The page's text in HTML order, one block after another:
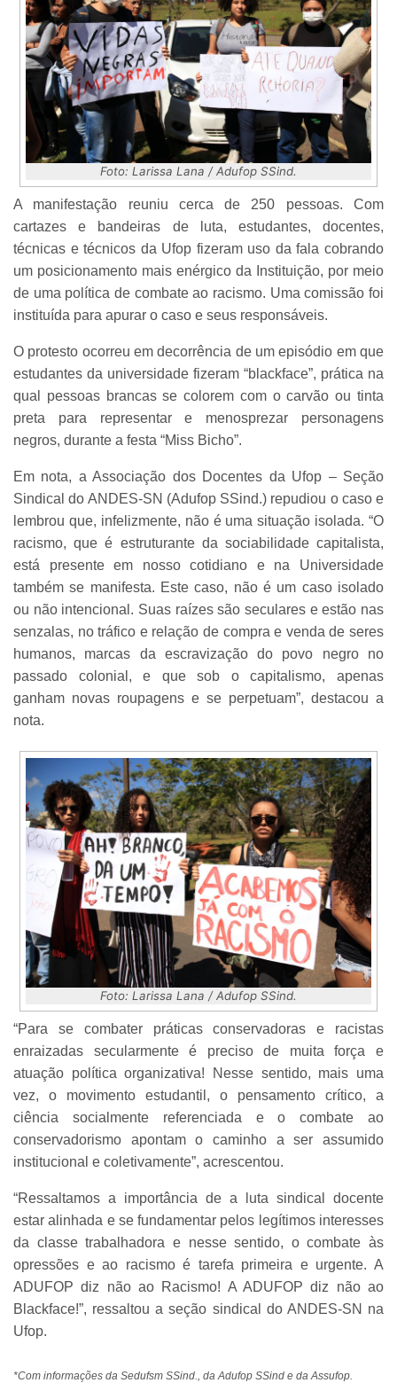
Foto: Larissa Lana / Adufop SSind.
A manifestação reuniu cerca de 250 pessoas. Com
cartazes e bandeiras de luta, estudantes, docentes,
técnicas e técnicos da Ufop fizeram uso da fala cobrando
um posicionamento mais enérgico da Instituição, por meio
de uma política de combate ao racismo. Uma comissão foi
instituída para apurar o caso e seus responsáveis.
O protesto ocorreu em decorrência de um episódio em que
estudantes da universidade fizeram “blackface”, prática na
qual pessoas brancas se colorem com o carvão ou tinta
preta para representar e menosprezar personagens
negros, durante a festa “Miss Bicho”.
Em nota, a Associação dos Docentes da Ufop – Seção
Sindical do ANDES-SN (Adufop SSind.) repudiou o caso e
lembrou que, infelizmente, não é uma situação isolada. “O
racismo, que é estruturante da sociabilidade capitalista,
está presente em nosso cotidiano e na Universidade
também se manifesta. Este caso, não é um caso isolado
ou não intencional. Suas raízes são seculares e estão nas
senzalas, no tráfico e relação de compra e venda de seres
humanos, marcas da escravização do povo negro no
passado colonial, e que sob o capitalismo, apenas
ganham novas roupagens e se perpetuam”, destacou a
nota.
Foto: Larissa Lana / Adufop SSind.
“Para se combater práticas conservadoras e racistas
enraizadas secularmente é preciso de muita força e
atuação política organizativa! Nesse sentido, mais uma
vez, o movimento estudantil, o pensamento crítico, a
ciência socialmente referenciada e o combate ao
conservadorismo apontam o caminho a ser assumido
institucional e coletivamente”, acrescentou.
“Ressaltamos a importância de a luta sindical docente
estar alinhada e se fundamentar pelos legítimos interesses
da classe trabalhadora e nesse sentido, o combate às
opressões e ao racismo é tarefa primeira e urgente. A
ADUFOP diz não ao Racismo! A ADUFOP diz não ao
Blackface!”, ressaltou a seção sindical do ANDES-SN na
Ufop.
*Com informações da Sedufsm SSind., da Adufop SSind e da Assufop.